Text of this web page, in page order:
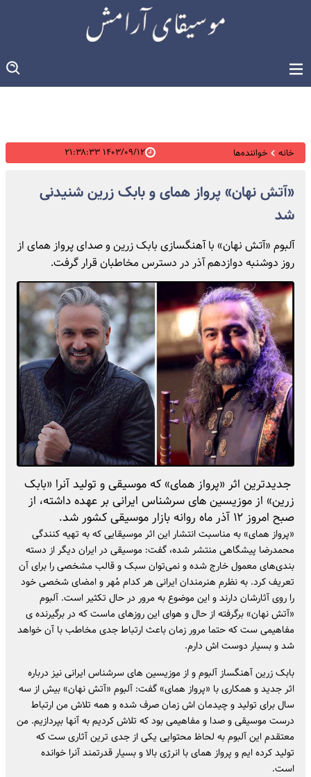
خانه خواننده‌ها ۱۴۰۳/۰۹/۱۲ ۲۱:۳۸:۳۳
«آتش نهان» پرواز همای و بابک زرین شنیدنی
شد
آلبوم «آتش نهان» با آهنگسازی بابک زرین و صدای پرواز همای از
روز دوشنبه دوازدهم آذر در دسترس مخاطبان قرار گرفت.
جدیدترین اثر «پرواز همای» که موسیقی و تولید آنرا «بابک
زرین» از موزیسین های سرشناس ایرانی بر عهده داشته، از
صبح امروز ۱۲ آذر ماه روانه بازار موسیقی کشور شد.
«پرواز همای» به مناسبت انتشار این اثر موسیقایی که به تهیه کنندگی
محمدرضا پیشگاهی منتشر شده، گفت: موسیقی در ایران دیگر از دسته
بندی‌های معمول خارج شده و نمی‌توان سبک و قالب مشخصی را برای آن
تعریف کرد. به نظرم هنرمندان ایرانی هر کدام مُهر و امضای شخصی خود
را روی آثارشان دارند و این موضوع به مرور در حال تکثیر است. آلبوم
«آتش نهان» برگرفته از حال و هوای این روزهای ماست که در برگیرنده ی
مفاهیمی ست که حتما مرور زمان باعث ارتباط جدی مخاطب با آن خواهد
شد و بسیار دوست اش دارم.
بابک زرین آهنگساز آلبوم و از موزیسین های سرشناس ایرانی نیز درباره
اثر جدید و همکاری با «پرواز همای» گفت: آلبوم «آتش نهان» بیش از سه
سال برای تولید و چیدمان اش زمان صرف شده و همه تلاش من ارتباط
درست موسیقی و صدا و مفاهیمی بود که تلاش کردیم به آنها بپردازیم. من
معتقدم این آلبوم به لحاظ محتوایی یکی از جدی ترین آثاری ست که
تولید کرده ایم و پرواز همای با انرژی بالا و بسیار قدرتمند آنرا خوانده
است.